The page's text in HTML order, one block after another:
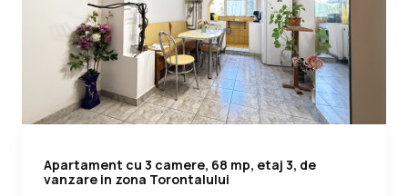
Apartament cu 3 camere, 68 mp, etaj 3, de
vanzare in zona Torontalului